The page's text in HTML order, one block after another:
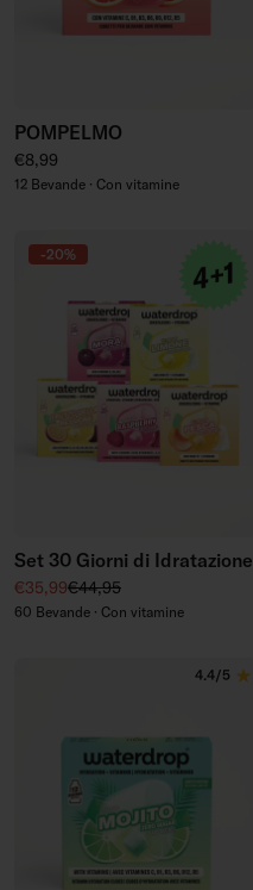
POMPELMO
Prezzo regolare
€8,99
12 Bevande · Con vitamine
-20%
Set 30 Giorni di Idratazione
Prezzo di vendita
€35,99Prezzo regolare
€44,95
60 Bevande · Con vitamine
4.4/5